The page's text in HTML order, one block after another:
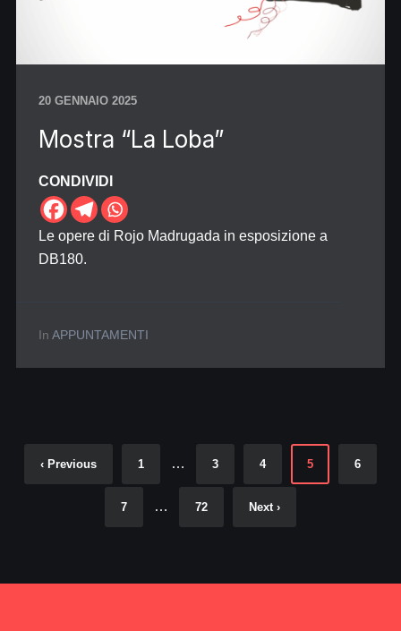
20 GENNAIO 2025
Mostra “La Loba”
CONDIVIDI
Le opere di Rojo Madrugada in esposizione a
DB180.
In APPUNTAMENTI
‹ Previous 1 … 3 4 5 6
7 … 72 Next ›